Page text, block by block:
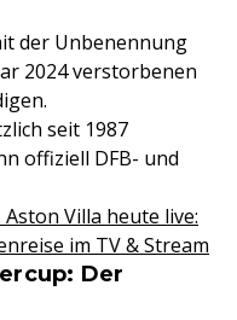
der Unbenennung
2024 verstorbenen
seit 1987
offiziell DFB- und
Aston Villa heute live:
im TV & Stream
Der